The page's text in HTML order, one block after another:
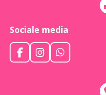
Sociale media
F
a
I
n
W
h